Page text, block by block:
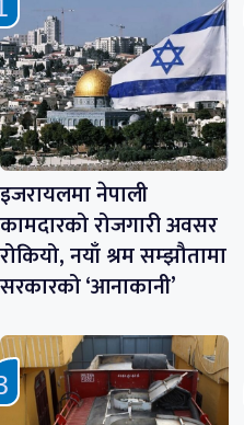
इजरायलमा नेपाली
कामदारको रोजगारी अवसर
रोकियो, नयाँ श्रम सम्झौतामा
सरकारको ‘आनाकानी’